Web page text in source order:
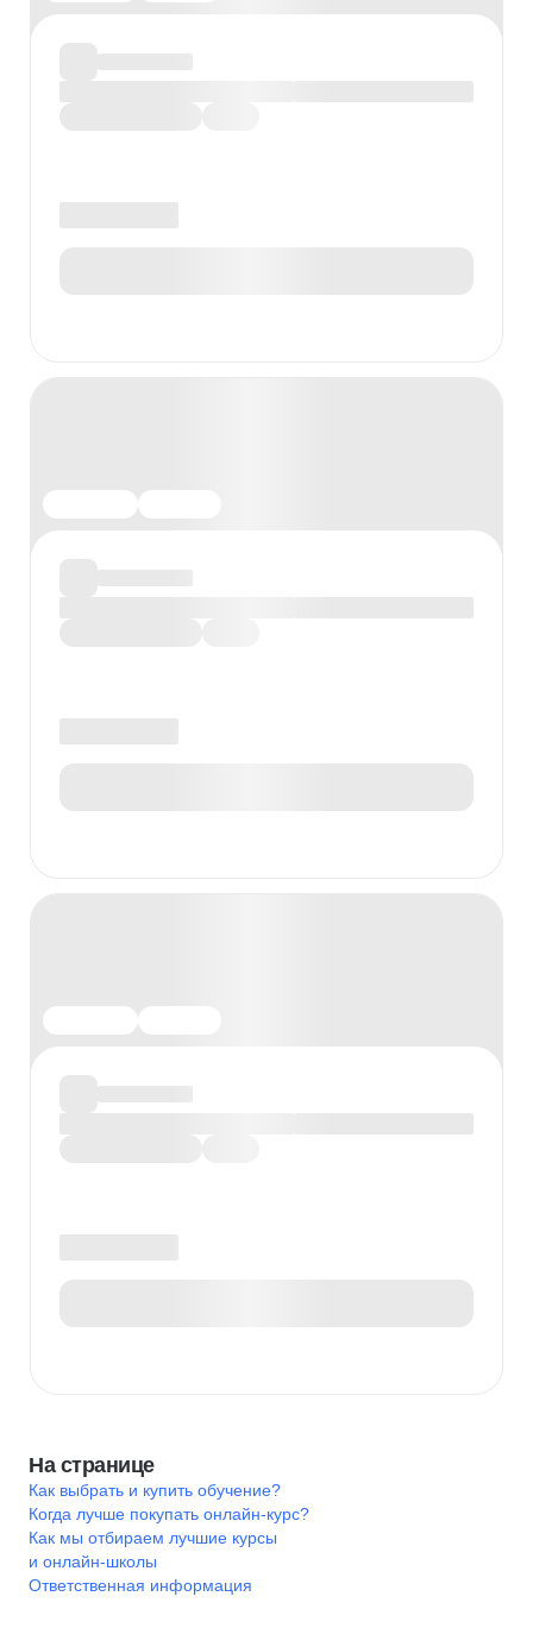
На странице
Как выбрать и купить обучение?
Когда лучше покупать онлайн-курс?
Как мы отбираем лучшие курсы
и онлайн-школы
Ответственная информация